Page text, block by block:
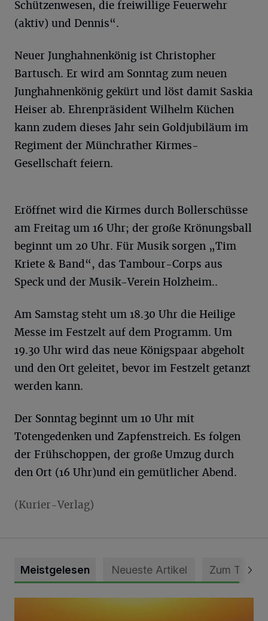
Schützenwesen, die freiwillige Feuerwehr
(aktiv) und Dennis“.
Neuer Junghahnenkönig ist Christopher
Bartusch. Er wird am Sonntag zum neuen
Junghahnenkönig gekürt und löst damit Saskia
Heiser ab. Ehrenpräsident Wilhelm Küchen
kann zudem dieses Jahr sein Goldjubiläum im
Regiment der Münchrather Kirmes-
Gesellschaft feiern.
Eröffnet wird die Kirmes durch Bollerschüsse
am Freitag um 16 Uhr; der große Krönungsball
beginnt um 20 Uhr. Für Musik sorgen „Tim
Kriete & Band“, das Tambour-Corps aus
Speck und der Musik-Verein Holzheim..
Am Samstag steht um 18.30 Uhr die Heilige
Messe im Festzelt auf dem Programm. Um
19.30 Uhr wird das neue Königspaar abgeholt
und den Ort geleitet, bevor im Festzelt getanzt
werden kann.
Der Sonntag beginnt um 10 Uhr mit
Totengedenken und Zapfenstreich. Es folgen
der Frühschoppen, der große Umzug durch
den Ort (16 Uhr)und ein gemütlicher Abend.
(Kurier-Verlag)
Meistgelesen Neueste Artikel Zum Thema
Die schönsten Sommermomente gesucht